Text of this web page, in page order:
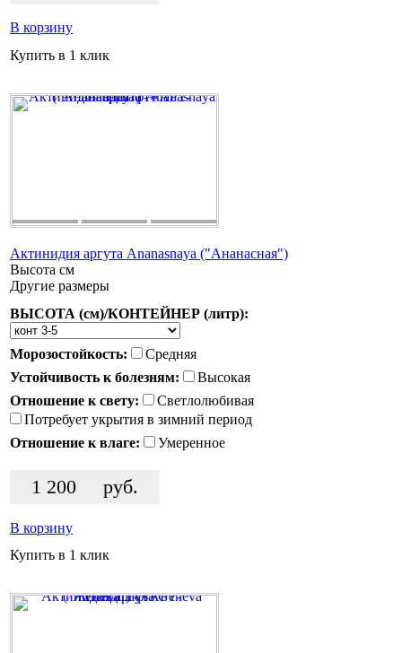
В корзину
Купить в 1 клик
Актинидия аргута Ananasnaya ("Ананасная")
Высота см
Другие размеры
ВЫСОТА (см)/КОНТЕЙНЕР (литр):
Морозостойкость:
Средняя
Устойчивость к болезням:
Высокая
Отношение к свету:
Светлолюбивая
Потребует укрытия в зимний период
Отношение к влаге:
Умеренное
1 200 руб.
В корзину
Купить в 1 клик